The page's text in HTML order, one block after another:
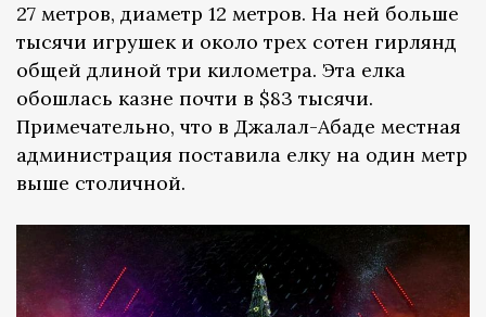
27 метров, диаметр 12 метров. На ней больше
тысячи игрушек и около трех сотен гирлянд
общей длиной три километра. Эта елка
обошлась казне почти в $83 тысячи.
Примечательно, что в Джалал-Абаде местная
администрация поставила елку на один метр
выше столичной.